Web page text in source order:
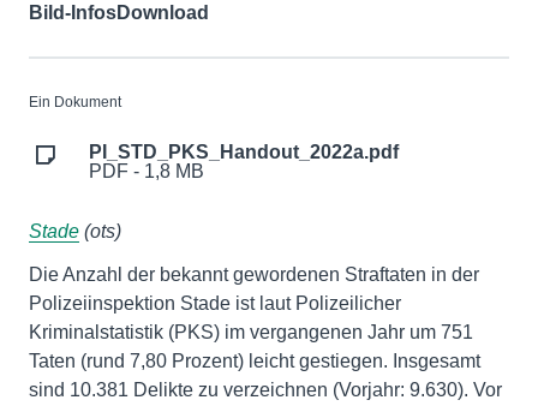
Bild-InfosDownload
Ein Dokument
PI_STD_PKS_Handout_2022a.pdf
PDF - 1,8 MB
Stade (ots)
Die Anzahl der bekannt gewordenen Straftaten in der
Polizeiinspektion Stade ist laut Polizeilicher
Kriminalstatistik (PKS) im vergangenen Jahr um 751
Taten (rund 7,80 Prozent) leicht gestiegen. Insgesamt
sind 10.381 Delikte zu verzeichnen (Vorjahr: 9.630). Vor